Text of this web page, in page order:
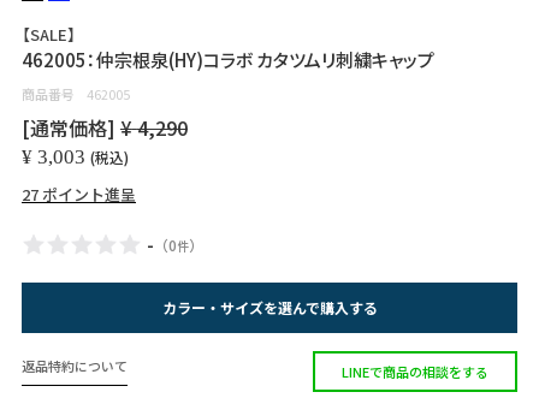
【SALE】
462005：仲宗根泉(HY)コラボ カタツムリ刺繍キャップ
商品番号 462005
[通常価格] ¥4,290
¥ 3,003 税込
27 ポイント進呈
- （0件）
カラー・サイズを選んで購入する
返品特約について LINEで商品の相談をする